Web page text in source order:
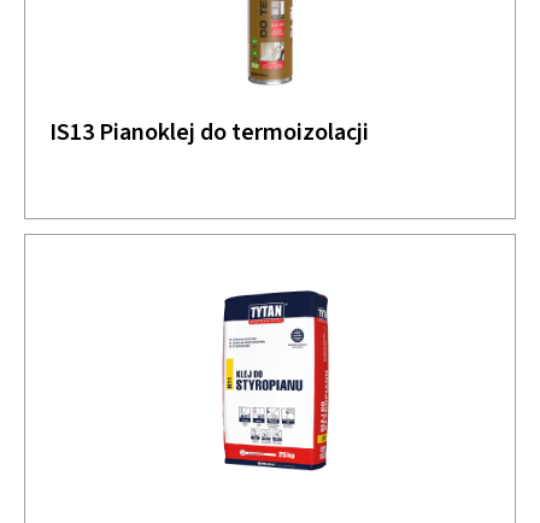
IS13 Pianoklej do termoizolacji